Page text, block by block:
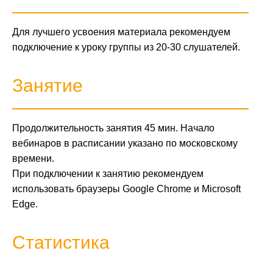
Для лучшего усвоения материала рекомендуем
подключение к уроку группы из 20-30 слушателей.
Занятие
Продолжительность занятия 45 мин. Начало
вебинаров в расписании указано по московскому
времени.
При подключении к занятию рекомендуем
использовать браузеры Google Chrome и Microsoft
Edge.
Статистика